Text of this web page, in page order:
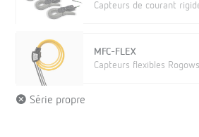
Capteurs de courant
MFC-FLEX
Capteurs flexibles
Série propre